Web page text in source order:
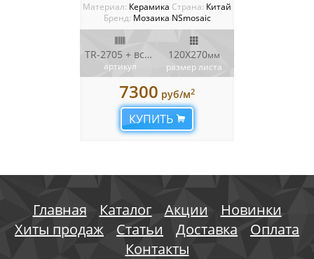
Материал: Керамика Cтрана: Китай
Бренд: Мозаика NSmosaic
TR-2705 + вставка
артикул
120X270мм
размер листа
7300 руб/м2
КУПИТЬ
Главная Каталог Акции
Новинки
Хиты продаж
Статьи Доставка
Оплата
Контакты